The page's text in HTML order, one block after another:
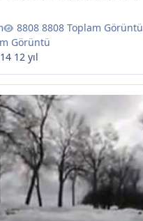
8808 Toplam Görüntü
Görüntü
12 yıl